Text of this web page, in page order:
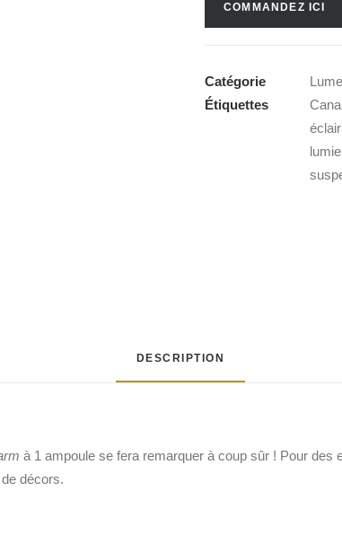
COMMANDEZ ICI
Catégorie
Étiquettes
DESCRIPTION
à 1 ampoule se fera remarquer à coup sûr ! Pour
décors.